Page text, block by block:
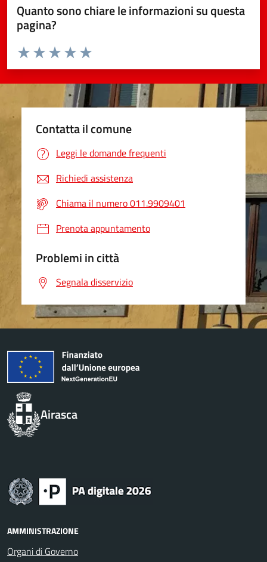
Quanto sono chiare le informazioni su questa
pagina?
Valuta da 1 a 5 stelle la pagina
Valuta 5 stelle su 5
Valuta 4 stelle su 5
Valuta 3 stelle su 5
Valuta 2 stelle su 5
Valuta 1 stelle su 5
Contatta il comune
Leggi le domande frequenti
Richiedi assistenza
Chiama il numero 011.9909401
Prenota appuntamento
Problemi in città
Segnala disservizio
Airasca
AMMINISTRAZIONE
Organi di Governo